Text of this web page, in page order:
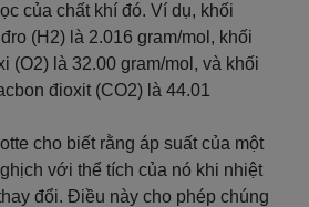
của chất khí đó. Ví dụ, khối
(H2) là 2.016 gram/mol, khối
(O2) là 32.00 gram/mol, và khối
đioxit (CO2) là 44.01
cho biết rằng áp suất của một
với thể tích của nó khi nhiệt
đổi. Điều này cho phép chúng